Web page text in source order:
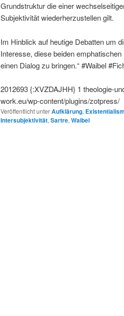
Grundstruktur die einer
Subjektivität wiederherzustellen gilt.
Im Hinblick auf heutige Debatten um
Interesse, diese beiden
einen Dialog zu bringen.“ #Waibel
2012693{:XVZDAJHH} 1 theologie-
work.eu/wp-content/plugins/zotpress/
Veröffentlicht unterAufklärung,
Intersubjektivität, Sartre, Waibel